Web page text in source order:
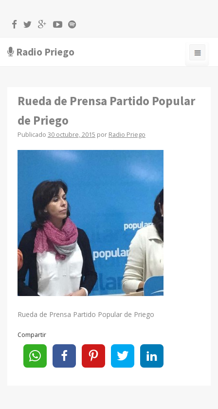
Radio Priego
Rueda de Prensa Partido Popular
de Priego
Publicado 30 octubre, 2015 por Radio Priego
Rueda de Prensa Partido Popular de Priego
Compartir